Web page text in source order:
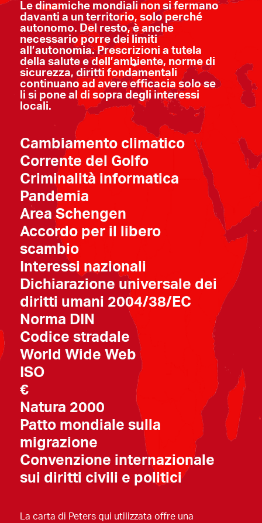
Le dinamiche mondiali non si fermano
davanti a un territorio, solo perché
autonomo. Del resto, è anche
necessario porre dei limiti
all’autonomia. Prescrizioni a tutela
della salute e dell’ambiente, norme di
sicurezza, diritti fondamentali
continuano ad avere efficacia solo se
li si pone al di sopra degli interessi
locali.
Cambiamento climatico
Corrente del Golfo
Criminalità informatica
Pandemia
Area Schengen
Accordo per il libero
scambio
Interessi nazionali
Dichiarazione universale dei
diritti umani 2004/38/EC
Norma DIN
Codice stradale
World Wide Web
ISO
€
Natura 2000
Patto mondiale sulla
migrazione
Convenzione internazionale
sui diritti civili e politici
La carta di Peters qui utilizzata offre una